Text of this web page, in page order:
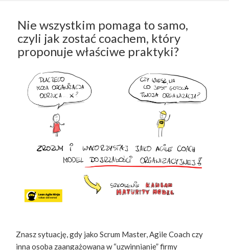
Nie wszystkim pomaga to samo,
czyli jak zostać coachem, który
proponuje właściwe praktyki?
Znasz sytuację, gdy jako Scrum Master, Agile Coach czy
inna osoba zaangażowana w “uzwinnianie” firmy